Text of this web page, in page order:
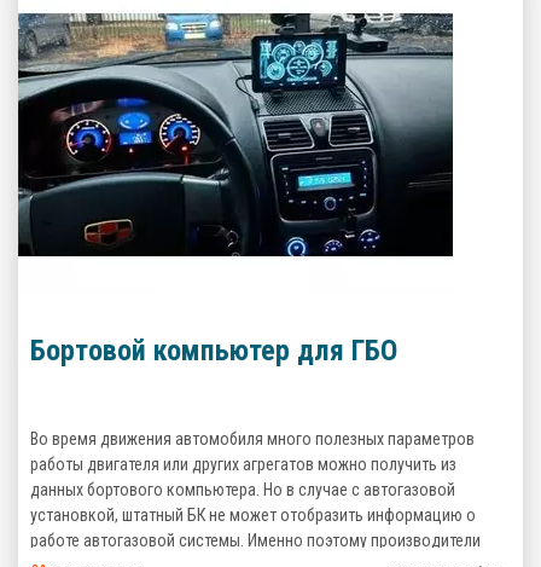
Бортовой компьютер для ГБО
Во время движения автомобиля много полезных параметров
работы двигателя или других агрегатов можно получить из
данных бортового компьютера. Но в случае с автогазовой
установкой, штатный БК не может отобразить информацию о
работе автогазовой системы. Именно поэтому производители